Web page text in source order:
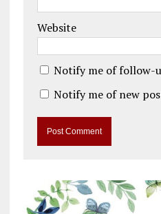
Website
Notify me of follow-
Notify me of new
t
e